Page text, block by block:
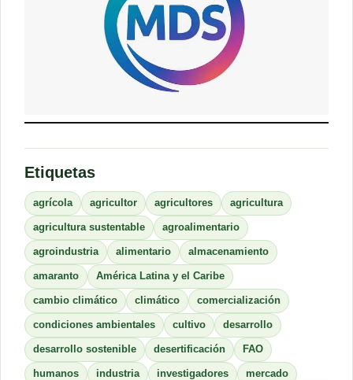
Etiquetas
agrícola agricultor agricultores agricultura
agricultura sustentable agroalimentario
agroindustria alimentario almacenamiento
amaranto América Latina y el Caribe
cambio climático climático comercialización
condiciones ambientales cultivo desarrollo
desarrollo sostenible desertificación FAO
humanos industria investigadores mercado